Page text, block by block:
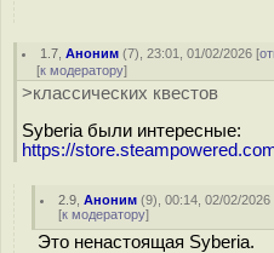
1.7 ,Аноним (7), 23:01, 01/02/2026 [
[к модератору]
>классических квестов
Syberia были интересные:
https://
2.9 ,Аноним (9), 00:14, 02/02/2026
[к модератору]
Это ненастоящая Syberia.